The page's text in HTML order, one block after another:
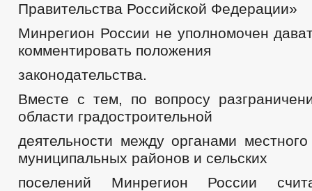
Правительства Российской Федерации»
Минрегион России не уполномочен
комментировать положения
законодательства.
Вместе с тем, по вопросу
области градостроительной
деятельности между органами
муниципальных районов и сельских
поселений Минрегион России